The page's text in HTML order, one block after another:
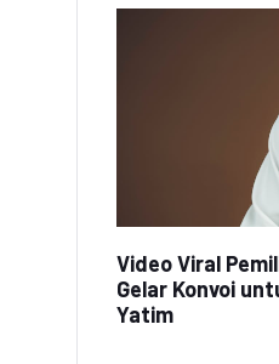
Video Viral
Gelar Konvoi
Yatim